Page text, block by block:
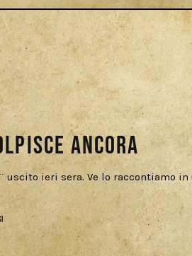
FANTASY GAMES
ancora
uscito ieri sera. Ve lo raccontiamo